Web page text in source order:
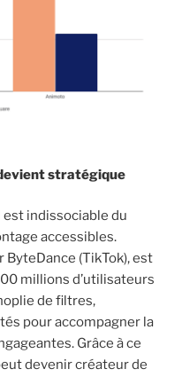
stratégique
indissociable du
accessibles.
ByteDance (TikTok), est
millions d’utilisateurs
de filtres,
pour accompagner la
Grâce à ce
devenir créateur de